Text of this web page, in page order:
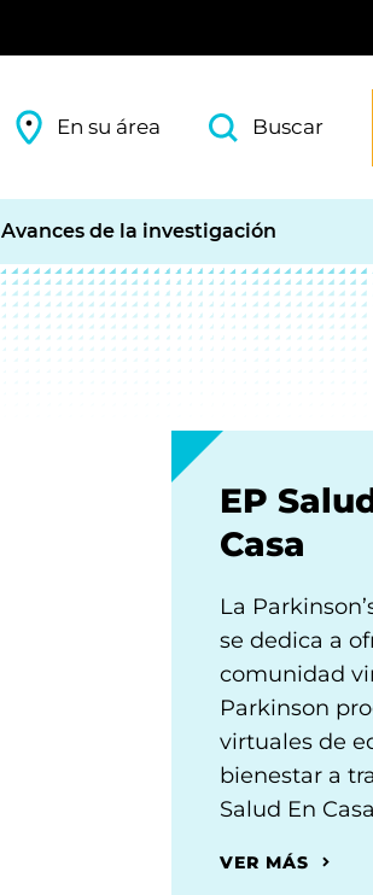
En su área Buscar
Avances de la investigación
EP
Casa
La
se dedica a
comunidad
Parkinson
virtuales de
bienestar a
Salud En
VER MÁS